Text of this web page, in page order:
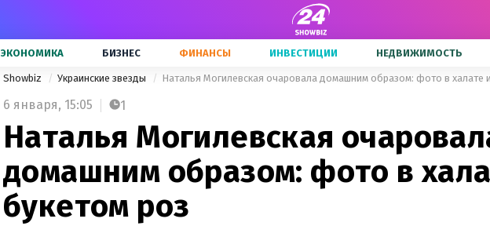
ЭКОНОМИКА БИЗНЕС ФИНАНСЫ ИНВЕСТИЦИИ НЕДВИЖИМОСТЬ
Showbiz Украинские звезды Наталья Могилевская очаровала домашним образом: фото в халате
6 января, 15:05 1
Наталья Могилевская
домашним образом: фото в
букетом роз